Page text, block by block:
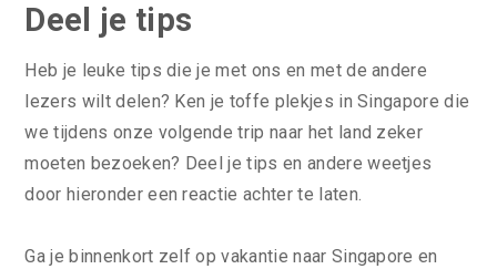
Deel je tips
Heb je leuke tips die je met ons en met de andere
lezers wilt delen? Ken je toffe plekjes in Singapore die
we tijdens onze volgende trip naar het land zeker
moeten bezoeken? Deel je tips en andere weetjes
door hieronder een reactie achter te laten.
Ga je binnenkort zelf op vakantie naar Singapore en